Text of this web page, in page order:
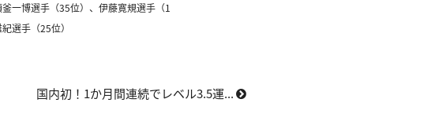
一博選手（35位）、伊藤寛規選手（1
選手（25位）
国内初！1か月間連続でレベル3.5運...